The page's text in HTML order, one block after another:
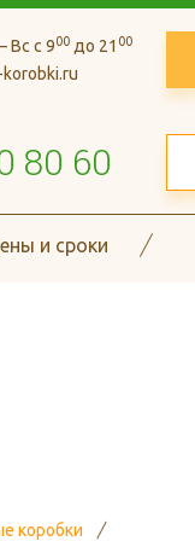
Вс с 900до 21 00
80 60
и сроки
коробки